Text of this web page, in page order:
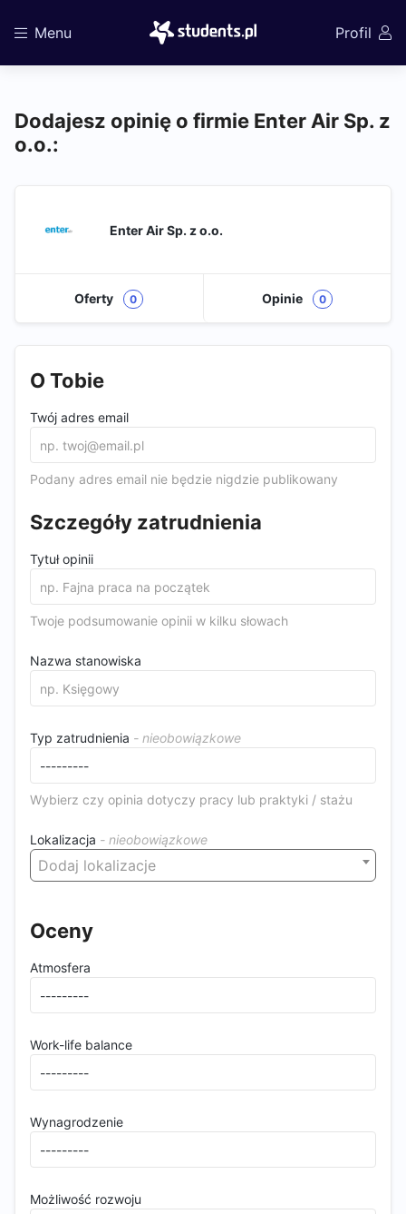
Menu Profil
Dodajesz opinię o firmie Enter Air Sp. z
o.o.:
Enter Air Sp. z o.o.
Oferty 0 Opinie 0
O Tobie
Twój adres email
Podany adres email nie będzie nigdzie publikowany
Szczegóły zatrudnienia
Tytuł opinii
Twoje podsumowanie opinii w kilku słowach
Nazwa stanowiska
Typ zatrudnienia
Wybierz czy opinia dotyczy pracy lub praktyki / stażu
Lokalizacja
Dodaj lokalizacje
Oceny
Atmosfera
Work-life balance
Wynagrodzenie
Możliwość rozwoju